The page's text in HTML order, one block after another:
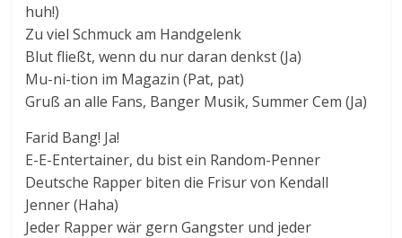
huh!)
Zu viel Schmuck am Handgelenk
Blut fließt, wenn du nur daran denkst (Ja)
Mu-ni-tion im Magazin (Pat, pat)
Gruß an alle Fans, Banger Musik, Summer Cem (Ja)
Farid Bang! Ja!
E-E-Entertainer, du bist ein Random-Penner
Deutsche Rapper biten die Frisur von Kendall
Jenner (Haha)
Jeder Rapper wär gern Gangster und jeder